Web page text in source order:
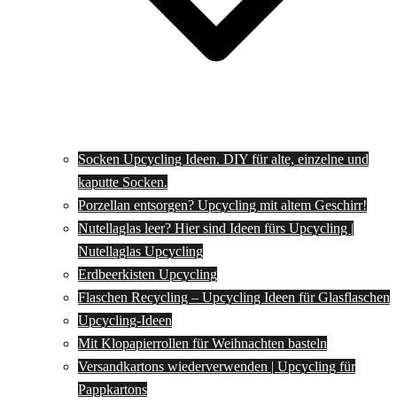
Socken Upcycling Ideen. DIY für alte, einzelne und
kaputte Socken.
Porzellan entsorgen? Upcycling mit altem Geschirr!
Nutellaglas leer? Hier sind Ideen fürs Upcycling |
Nutellaglas Upcycling
Erdbeerkisten Upcycling
Flaschen Recycling – Upcycling Ideen für Glasflaschen
Upcycling-Ideen
Mit Klopapierrollen für Weihnachten basteln
Versandkartons wiederverwenden | Upcycling für
Pappkartons